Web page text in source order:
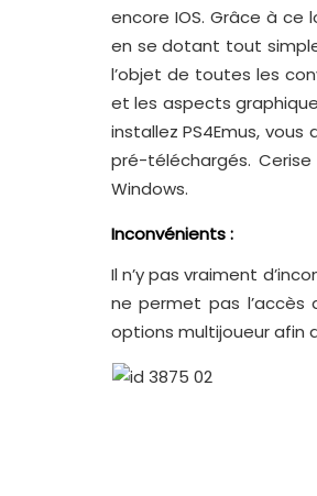
encore IOS. Grâce à ce
en se dotant tout
l’objet de toutes les
et les aspects
installez PS4Emus,
pré-téléchargés.
Windows.
Inconvénients :
Il n’y pas vraiment
ne permet pas l’accès
options multijoueur afin